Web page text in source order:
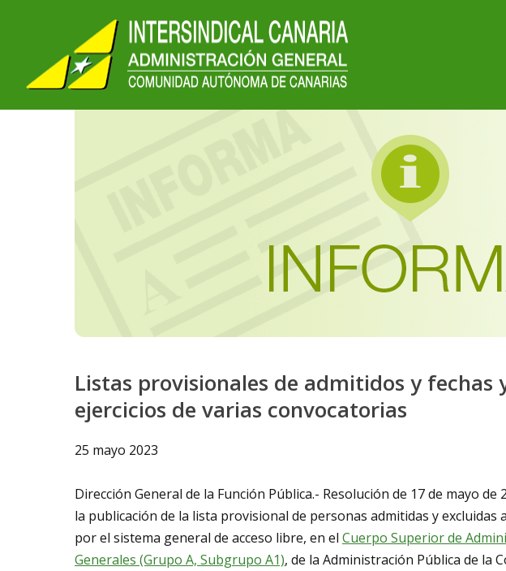
Listas provisionales de admitidos y fechas
ejercicios de varias convocatorias
25 mayo 2023
Dirección General de la Función Pública.- Resolución de 17 de mayo
la publicación de la lista provisional de personas admitidas y
por el sistema general de acceso libre, en el Cuerpo Superior de
Generales (Grupo A, Subgrupo A1), de la Administración Pública de la